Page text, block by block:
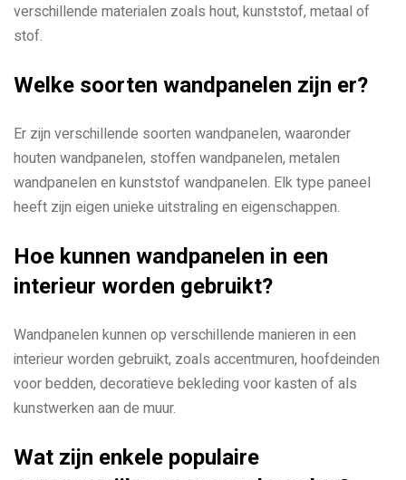
verschillende materialen zoals hout, kunststof, metaal of
stof.
Welke soorten wandpanelen zijn er?
Er zijn verschillende soorten wandpanelen, waaronder
houten wandpanelen, stoffen wandpanelen, metalen
wandpanelen en kunststof wandpanelen. Elk type paneel
heeft zijn eigen unieke uitstraling en eigenschappen.
Hoe kunnen wandpanelen in een
interieur worden gebruikt?
Wandpanelen kunnen op verschillende manieren in een
interieur worden gebruikt, zoals accentmuren, hoofdeinden
voor bedden, decoratieve bekleding voor kasten of als
kunstwerken aan de muur.
Wat zijn enkele populaire